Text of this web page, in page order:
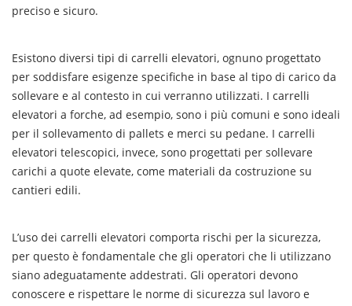
preciso e sicuro.
Esistono diversi tipi di carrelli elevatori, ognuno progettato
per soddisfare esigenze specifiche in base al tipo di carico da
sollevare e al contesto in cui verranno utilizzati. I carrelli
elevatori a forche, ad esempio, sono i più comuni e sono ideali
per il sollevamento di pallets e merci su pedane. I carrelli
elevatori telescopici, invece, sono progettati per sollevare
carichi a quote elevate, come materiali da costruzione su
cantieri edili.
L’uso dei carrelli elevatori comporta rischi per la sicurezza,
per questo è fondamentale che gli operatori che li utilizzano
siano adeguatamente addestrati. Gli operatori devono
conoscere e rispettare le norme di sicurezza sul lavoro e